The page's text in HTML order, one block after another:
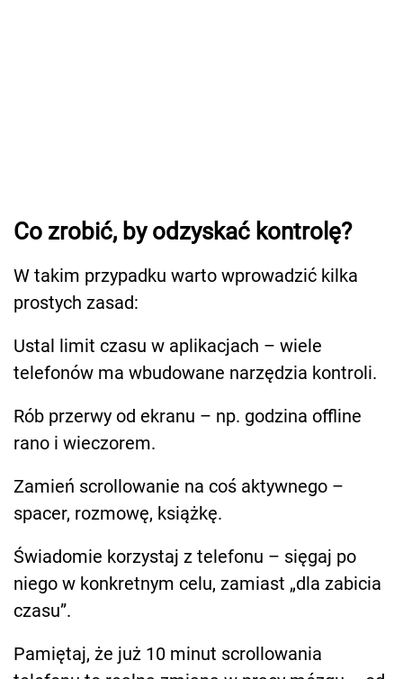
Co zrobić, by odzyskać kontrolę?
W takim przypadku warto wprowadzić kilka
prostych zasad:
Ustal limit czasu w aplikacjach – wiele
telefonów ma wbudowane narzędzia kontroli.
Rób przerwy od ekranu – np. godzina offline
rano i wieczorem.
Zamień scrollowanie na coś aktywnego –
spacer, rozmowę, książkę.
Świadomie korzystaj z telefonu – sięgaj po
niego w konkretnym celu, zamiast „dla zabicia
czasu”.
Pamiętaj, że już 10 minut scrollowania